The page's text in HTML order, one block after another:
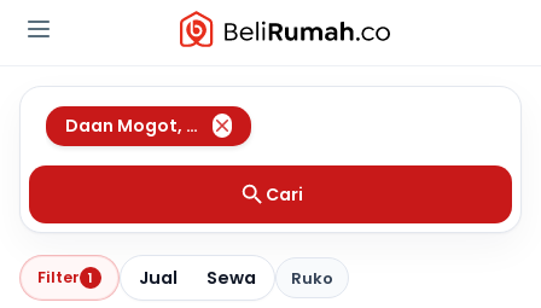
Daan Mogot, Jakarta Barat
Cari
Filter 1 Jual Sewa Ruko